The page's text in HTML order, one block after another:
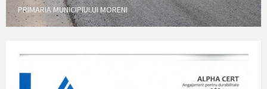
PRIMARIA MUNICIPIULUI MORENI